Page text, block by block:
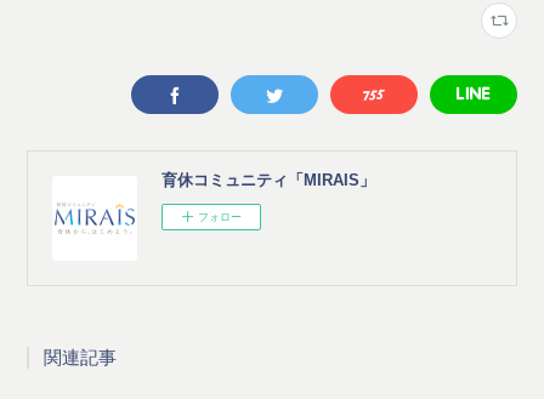
育休コミュニティ「MIRAIS」
フォロー
関連記事